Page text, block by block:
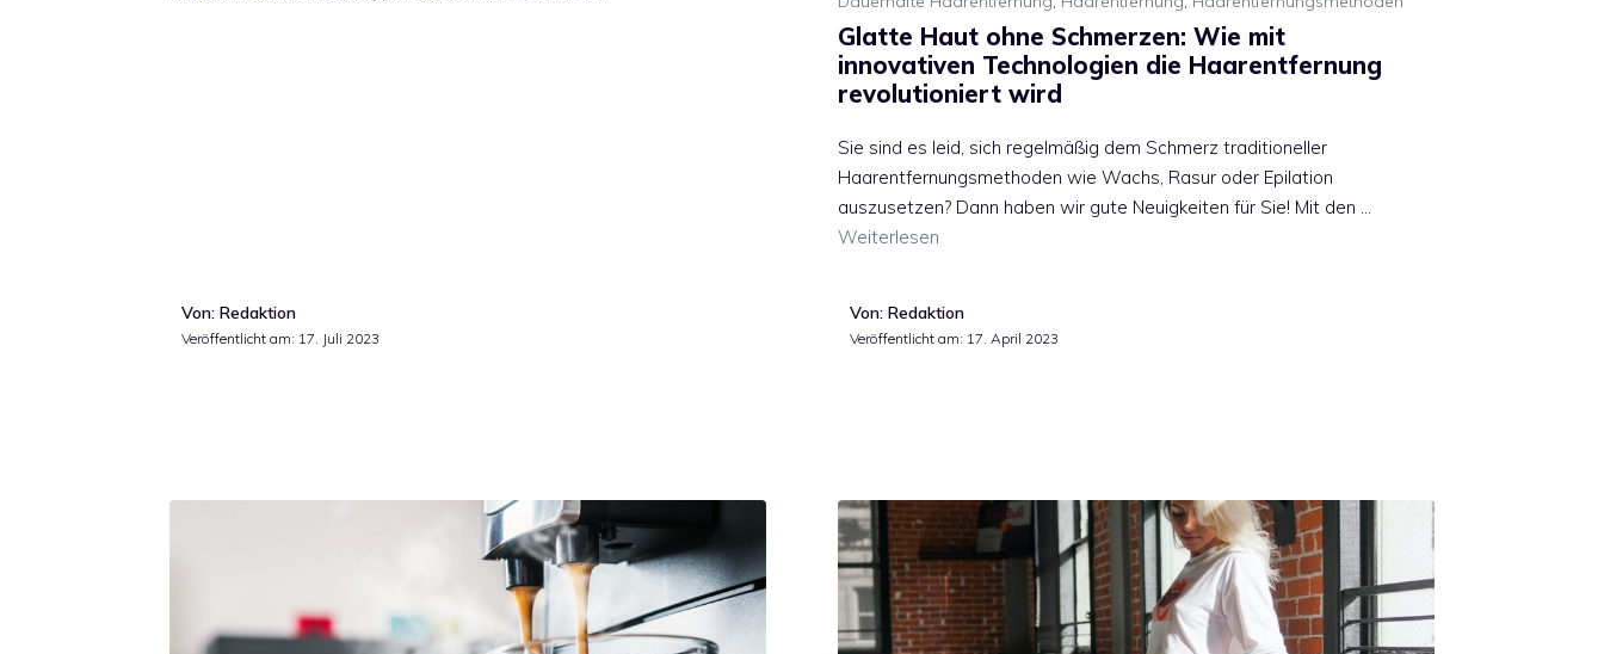
Von: Redaktion
Veröffentlicht am: 17. Juli 2023
Glatte Haut ohne Schmerzen: Wie mit
innovativen Technologien die Haarentfernung
revolutioniert wird
Sie sind es leid, sich regelmäßig dem Schmerz traditioneller
Haarentfernungsmethoden wie Wachs, Rasur oder Epilation
auszusetzen? Dann haben wir gute Neuigkeiten für Sie! Mit den …
Weiterlesen
Von: Redaktion
Veröffentlicht am: 17. April 2023